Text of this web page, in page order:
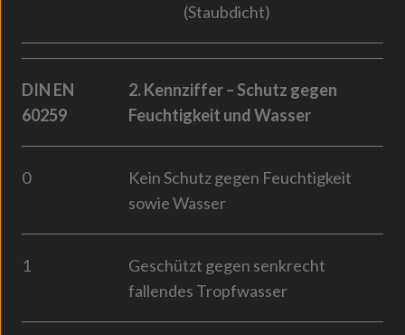
(Staubdicht)
DIN EN
60259
2. Kennziffer – Schutz gegen
Feuchtigkeit und Wasser
0
Kein Schutz gegen Feuchtigkeit
sowie Wasser
1
Geschützt gegen senkrecht
fallendes Tropfwasser